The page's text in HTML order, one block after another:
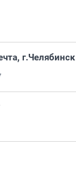
г.Челябинск